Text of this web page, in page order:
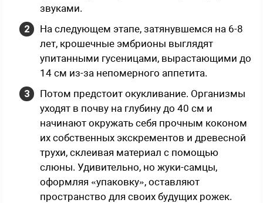
звуками.
На следующем этапе, затянувшемся на 6-8
лет, крошечные эмбрионы выглядят
упитанными гусеницами, вырастающими до
14 см из-за непомерного аппетита.
Потом предстоит окукливание. Организмы
уходят в почву на глубину до 40 см и
начинают окружать себя прочным коконом
их собственных экскрементов и древесной
трухи, склеивая материал с помощью
слюны. Удивительно, но жуки-самцы,
оформляя «упаковку», оставляют
пространство для своих будущих рожек.